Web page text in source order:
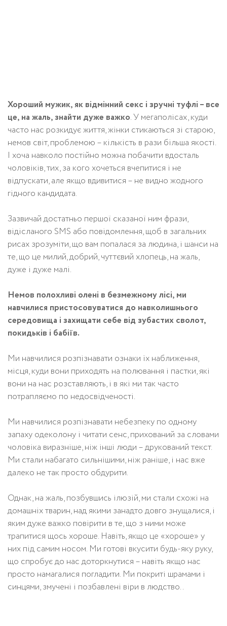
Хороший мужик, як відмінний секс і зручні туфлі – все
це, на жаль, знайти дуже важко. У мегаполісах, куди
часто нас розкидує життя, жінки стикаються зі старою,
немов світ, проблемою – кількість в рази більша якості.
І хоча навколо постійно можна побачити вдосталь
чоловіків, тих, за кого хочеться вчепитися і не
відпускати, але якщо вдивитися – не видно жодного
гідного кандидата.
Зазвичай достатньо першої сказаної ним фрази,
відісланого SMS або повідомлення, щоб в загальних
рисах зрозуміти, що вам попалася за людина, і шанси на
те, що це милий, добрий, чуттєвий хлопець, на жаль,
дуже і дуже малі.
Немов полохливі олені в безмежному лісі, ми
навчилися пристосовуватися до навколишнього
середовища і захищати себе від зубастих сволот,
покидьків і бабіїв.
Ми навчилися розпізнавати ознаки їх наближення,
місця, куди вони приходять на полювання і пастки, які
вони на нас розставляють, і в які ми так часто
потрапляємо по недосвідченості.
Ми навчилися розпізнавати небезпеку по одному
запаху одеколону і читати сенс, прихований за словами
чоловіка виразніше, ніж інші люди – друкований текст.
Ми стали набагато сильнішими, ніж раніше, і нас вже
далеко не так просто обдурити.
Однак, на жаль, позбувшись ілюзій, ми стали схожі на
домашніх тварин, над якими занадто довго знущалися, і
яким дуже важко повірити в те, що з ними може
трапитися щось хороше. Навіть, якщо це «хороше» у
них під самим носом. Ми готові вкусити будь-яку руку,
що спробує до нас доторкнутися – навіть якщо нас
просто намагалися погладити. Ми покриті шрамами і
синцями, змучені і позбавлені віри в людство..